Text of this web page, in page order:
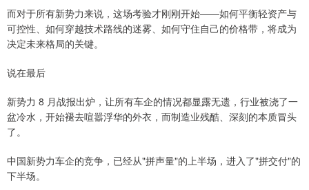
而对于所有新势力来说，这场考验才刚刚开始——如何平衡轻资产与
可控性、如何穿越技术路线的迷雾、如何守住自己的价格带，将成为
决定未来格局的关键。
说在最后
新势力 8 月战报出炉，让所有车企的情况都显露无遗，行业被浇了一
盆冷水，开始褪去喧嚣浮华的外衣，而制造业残酷、深刻的本质冒头
了。
中国新势力车企的竞争，已经从"拼声量"的上半场，进入了"拼交付"的
下半场。